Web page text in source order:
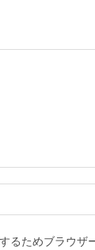
るためブラウザ